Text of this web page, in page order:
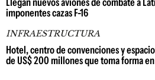
imponentes cazas F-16
INFRAESTRUCTURA
Hotel, centro de convenciones y
de US$ 200 millones que toma forma